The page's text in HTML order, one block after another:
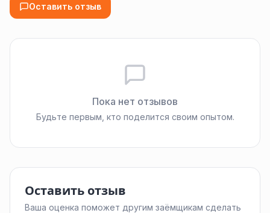
Оставить отзыв
Пока нет отзывов
Будьте первым, кто поделится своим опытом.
Оставить отзыв
Ваша оценка поможет другим заёмщикам сделать